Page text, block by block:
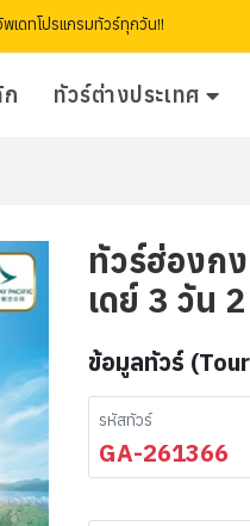
พเดทโปรแกรมทัวร์ทุกวัน!!
ทัวร์ต่างประเทศ
ทัวร์ฮ่องก
เดย์ 3 วัน
ข้อมูลทัวร์
รหัสทัวร์
GA-261366